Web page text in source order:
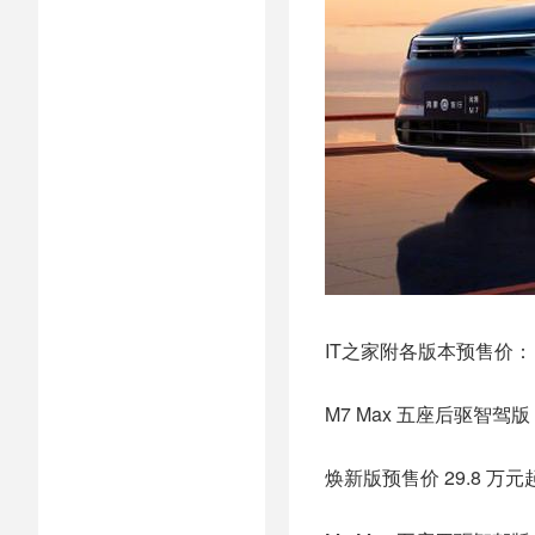
IT之家附各版本预售价：
M7 Max 五座后驱智驾版
焕新版预售价 29.8 万元